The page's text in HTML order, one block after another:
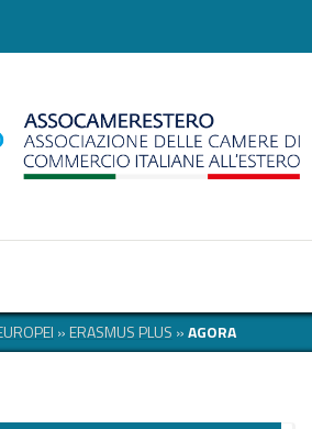
»ERASMUS PLUS »AGORA